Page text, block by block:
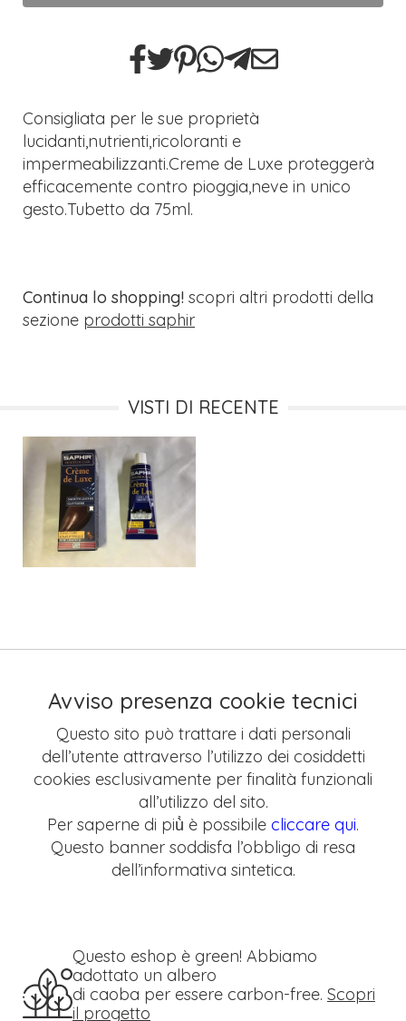
Consigliata per le sue proprietà
lucidanti,nutrienti,ricoloranti e
impermeabilizzanti.Creme de Luxe proteggerà
efficacemente contro pioggia,neve in unico
gesto.Tubetto da 75ml.
Continua lo shopping! scopri altri prodotti della
sezione prodotti saphir
VISTI DI RECENTE
Avviso presenza cookie tecnici
Questo sito può trattare i dati personali
dell’utente attraverso l’utilizzo dei cosiddetti
cookies esclusivamente per finalità funzionali
all’utilizzo del sito.
Per saperne di più̀ è possibile cliccare qui.
Questo banner soddisfa l’obbligo di resa
dell’informativa sintetica.
Questo eshop è green! Abbiamo
adottato un albero
di caoba per essere carbon-free. Scopri
il progetto